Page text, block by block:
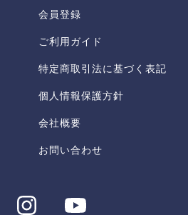
会員登録
ご利用ガイド
特定商取引法に基づく表記
個人情報保護方針
会社概要
お問い合わせ